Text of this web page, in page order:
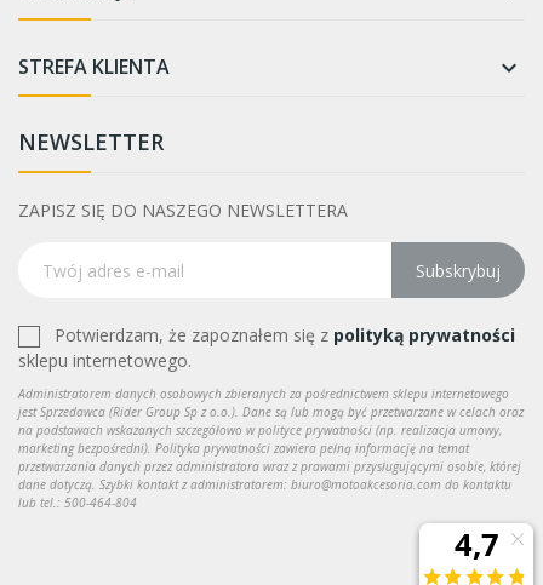
STREFA KLIENTA 
NEWSLETTER
ZAPISZ SIĘ DO NASZEGO NEWSLETTERA
Subskrybuj
Potwierdzam, że zapoznałem się z polityką prywatności
sklepu internetowego.
Administratorem danych osobowych zbieranych za pośrednictwem sklepu internetowego
jest Sprzedawca (Rider Group Sp z o.o.). Dane są lub mogą być przetwarzane w celach oraz
na podstawach wskazanych szczegółowo w polityce prywatności (np. realizacja umowy,
marketing bezpośredni). Polityka prywatności zawiera pełną informację na temat
przetwarzania danych przez administratora wraz z prawami przysługującymi osobie, której
dane dotyczą. Szybki kontakt z administratorem: biuro@motoakcesoria.com do kontaktu
lub tel.: 500-464-804